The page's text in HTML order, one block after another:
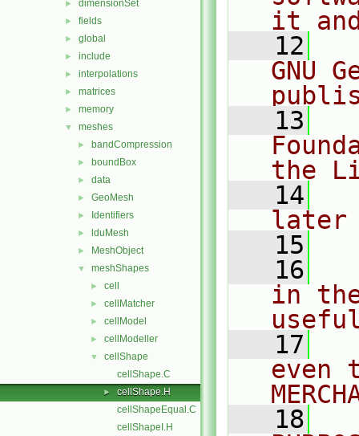
► dimensionSet
► fields
► global
► include
► interpolations
► matrices
► memory
▼ meshes
► bandCompression
► boundBox
► data
► GeoMesh
► Identifiers
► lduMesh
► MeshObject
▼ meshShapes
► cell
► cellMatcher
► cellModel
► cellModeller
▼
cellShape
cellShape.C
►
cellShape.H
cellShapeEqual.C
cellShapeI.H
it
   12
GNU
   13
the
   14
later
   15
   16
in
   17
even
   18